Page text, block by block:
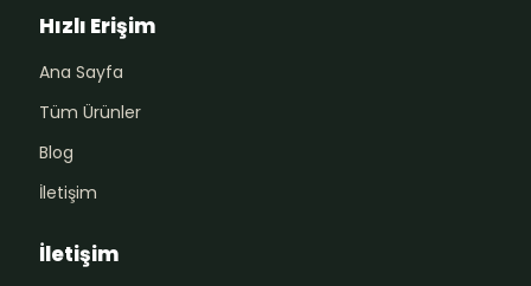
Hızlı Erişim
Ana Sayfa
Tüm Ürünler
Blog
İletişim
İletişim